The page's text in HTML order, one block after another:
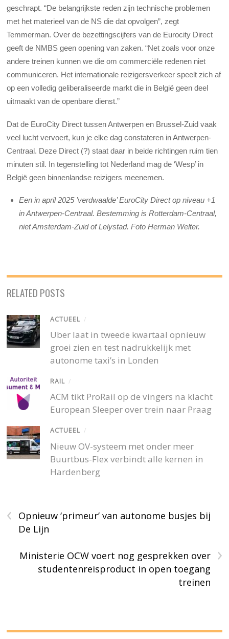
geschrapt. “De belangrijkste reden zijn technische problemen
met het materieel van de NS die dat opvolgen”, zegt
Temmerman. Over de bezettingscijfers van de Eurocity Direct
geeft de NMBS geen opening van zaken. “Net zoals voor onze
andere treinen kunnen we die om commerciële redenen niet
communiceren. Het internationale reizigersverkeer speelt zich af
op een volledig geliberaliseerde markt die in België geen deel
uitmaakt van de openbare dienst.”
Dat de EuroCity Direct tussen Antwerpen en Brussel-Zuid vaak
veel lucht vervoert, kun je elke dag constateren in Antwerpen-
Centraal. Deze Direct (?) staat daar in beide richtingen ruim tien
minuten stil. In tegenstelling tot Nederland mag de ‘Wesp’ in
België geen binnenlandse reizigers meenemen.
Een in april 2025 ’verdwaalde’ EuroCity Direct op niveau +1
in Antwerpen-Centraal. Bestemming is Rotterdam-Centraal,
niet Amsterdam-Zuid of Lelystad. Foto Herman Welter.
RELATED POSTS
ACTUEEL /
Uber laat in tweede kwartaal opnieuw
groei zien en test nadrukkelijk met
autonome taxi’s in Londen
RAIL /
ACM tikt ProRail op de vingers na klacht
European Sleeper over trein naar Praag
ACTUEEL /
Nieuw OV-systeem met onder meer
Buurtbus-Flex verbindt alle kernen in
Hardenberg
‹
Opnieuw ‘primeur’ van autonome busjes bij
De Lijn
›
Ministerie OCW voert nog gesprekken over
studentenreisproduct in open toegang
treinen